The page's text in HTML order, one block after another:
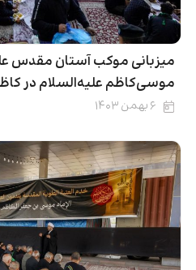
میزبانی موکب آستان مقدس
موسی‌کاظم علیه‌السلام در
۶ بهمن ۱۴۰۳